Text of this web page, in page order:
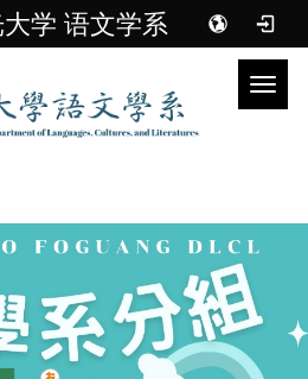
学 语文学系